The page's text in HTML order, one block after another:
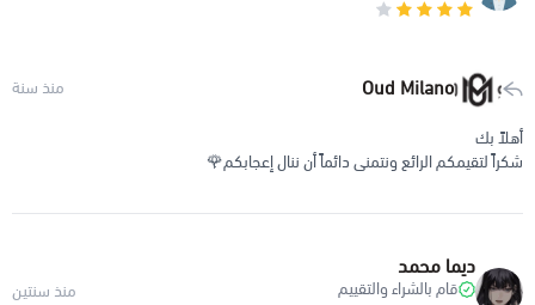
Oud Milano
منذ سنة
أهلاً بك
شكراً لتقيمكم الرائع ونتمنى دائماً أن ننال إعجابكم🌹
ديما محمد
قام بالشراء والتقييم منذ سنتين